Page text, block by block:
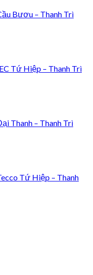
Bươu – Thanh Trì
Tứ Hiệp – Thanh Trì
Thanh – Thanh Trì
Tứ Hiệp – Thanh